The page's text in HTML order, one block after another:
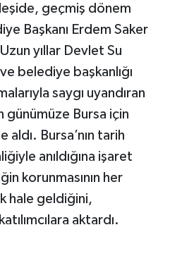
geçmiş dönem
Başkanı Erdem Saker
yıllar Devlet Su
belediye başkanlığı
saygı uyandıran
günümüze Bursa için
aldı. Bursa’nın tarih
anıldığına işaret
korunmasının her
hale geldiğini,
aktardı.